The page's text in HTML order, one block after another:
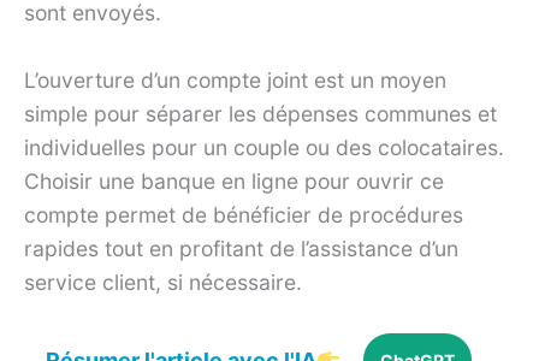
sont envoyés.
L’ouverture d’un compte joint est un moyen
simple pour séparer les dépenses communes et
individuelles pour un couple ou des colocataires.
Choisir une banque en ligne pour ouvrir ce
compte permet de bénéficier de procédures
rapides tout en profitant de l’assistance d’un
service client, si nécessaire.